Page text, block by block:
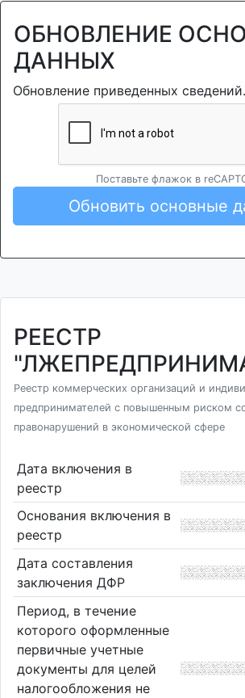
ОБНОВЛЕНИЕ
ДАННЫХ
Обновление приведенных сведений.
Поставьте флажок в
Обновить основные
РЕЕСТР
Реестр коммерческих организаций и
предпринимателей с повышенным риском
правонарушений в экономической сфере
Дата включения в
реестр
Основания включения в
реестр
Дата составления
заключения ДФР
Период, в течение
которого оформленные
первичные учетные
документы для целей
налогообложения не